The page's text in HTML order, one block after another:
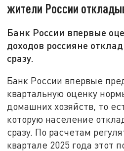
жители России
Банк России впервые
доходов россияне
сразу.
Банк России впервые
квартальную оценку
домашних хозяйств, то
которую население
сразу. По расчетам
квартале 2025 года этот